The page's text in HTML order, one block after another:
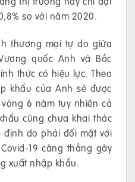
so với năm 2020.
thương mại tự do giữa
quốc Anh và Bắc
thức có hiệu lực. Theo
khẩu của Anh sẽ được
6 năm tuy nhiên cả
cũng chưa khai thác
định do phải đối mặt với
19 căng thẳng gây
xuất nhập khẩu.